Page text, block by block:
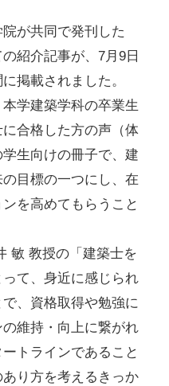
が共同で発刊した
紹介記事が、7月9日
掲載されました。
学建築学科の卒業生
合格した方の声（体
生向けの冊子で、建
目標の一つにし、在
を高めてもらうこと
敏 教授の「建築士を
て、身近に感じられ
、資格取得や勉強に
維持・向上に繋がれ
トラインであること
り方を考えるきっか